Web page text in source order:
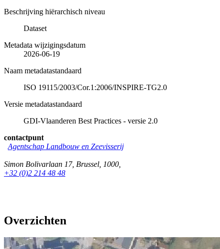
Beschrijving hiërarchisch niveau
Dataset
Metadata wijzigingsdatum
2026-06-19
Naam metadatastandaard
ISO 19115/2003/Cor.1:2006/INSPIRE-TG2.0
Versie metadatastandaard
GDI-Vlaanderen Best Practices - versie 2.0
contactpunt
Agentschap Landbouw en Zeevisserij
Simon Bolivarlaan 17, Brussel 1000
+32 (0)2 214 48 48
Overzichten